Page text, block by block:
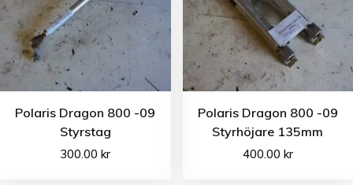
Polaris Dragon 800 -09
Styrstag
300.00kr
Polaris Dragon 800 -09
Styrhöjare 135mm
400.00 kr